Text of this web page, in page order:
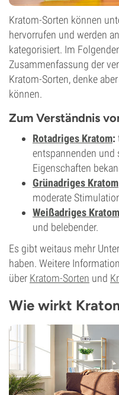
Kratom-Sorten können
hervorrufen und werden
kategorisiert. Im
Zusammenfassung der
Kratom-Sorten, denke
können.
Zum Verständnis
Rotadriges Kratom:
entspannenden und
Eigenschaften
Grünadriges Kratom
moderate
Weißadriges Kratom
und belebender.
Es gibt weitaus mehr
haben. Weitere
über Kratom-Sorten und
Wie wirkt